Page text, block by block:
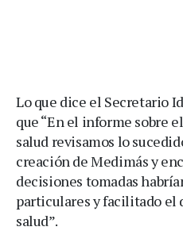
Lo que dice el Secretario
que “En el informe sobre
salud revisamos lo
creación de Medimás y
decisiones tomadas
particulares y facilitado el
salud”.